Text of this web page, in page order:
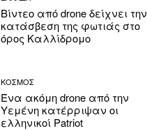
Βίντεο από drone δείχνει την
κατάσβεση της φωτιάς στο
όρος Καλλίδρομο
ΚΟΣΜΟΣ
Ένα ακόμη drone από την
Υεμένη κατέρριψαν οι
ελληνικοί Patriot